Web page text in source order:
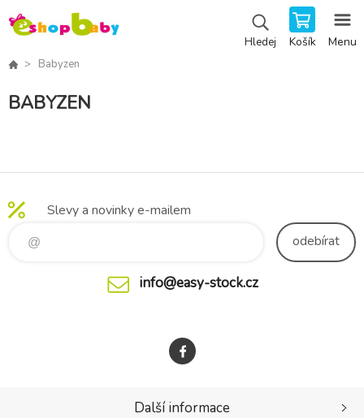
Hledej Košík Menu
Babyzen
BABYZEN
Slevy a novinky e-mailem
odebírat
info@easy-stock.cz
Další informace